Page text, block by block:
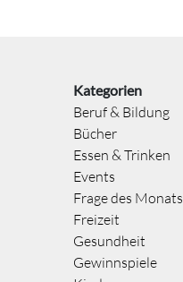
Kategorien
Beruf & Bildung
Bücher
Essen & Trinken
Events
Frage des Monats
Freizeit
Gesundheit
Gewinnspiele